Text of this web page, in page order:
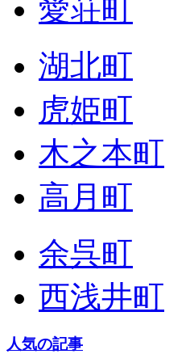
愛荘町
湖北町
虎姫町
木之本町
高月町
余呉町
西浅井町
人気の記事